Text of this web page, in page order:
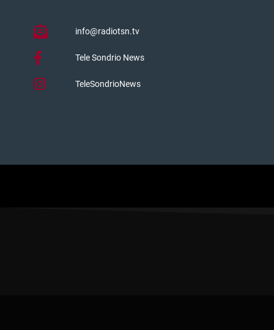
info@radiotsn.tv
Tele Sondrio News
TeleSondrioNews